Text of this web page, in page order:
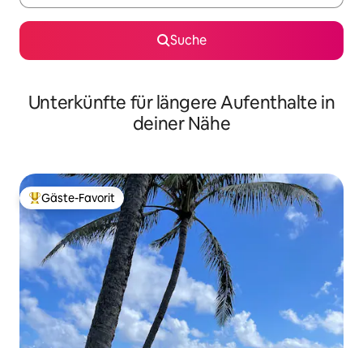
Suche
Unterkünfte für längere Aufenthalte in
deiner Nähe
Beliebter Gäste-Favorit.
Gäste-Favorit